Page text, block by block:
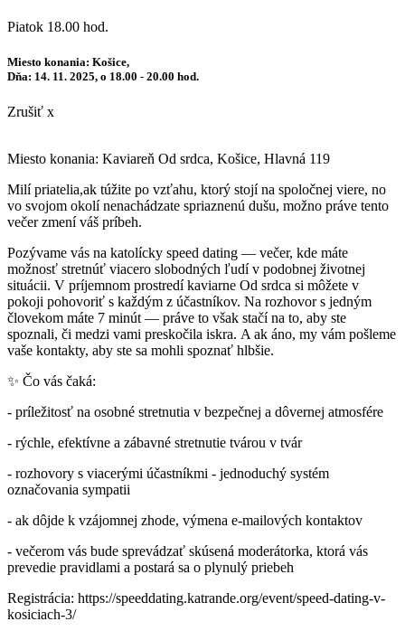
Piatok 18.00 hod.
Miesto konania: Košice,
Dňa: 14. 11. 2025, o 18.00 - 20.00 hod.
Zrušiť x
Miesto konania: Kaviareň Od srdca, Košice, Hlavná 119
Milí priatelia,ak túžite po vzťahu, ktorý stojí na spoločnej viere, no
vo svojom okolí nenachádzate spriaznenú dušu, možno práve tento
večer zmení váš príbeh.
Pozývame vás na katolícky speed dating — večer, kde máte
možnosť stretnúť viacero slobodných ľudí v podobnej životnej
situácii. V príjemnom prostredí kaviarne Od srdca si môžete v
pokoji pohovoriť s každým z účastníkov. Na rozhovor s jedným
človekom máte 7 minút — práve to však stačí na to, aby ste
spoznali, či medzi vami preskočila iskra. A ak áno, my vám pošleme
vaše kontakty, aby ste sa mohli spoznať hlbšie.
✨ Čo vás čaká:
- príležitosť na osobné stretnutia v bezpečnej a dôvernej atmosfére
- rýchle, efektívne a zábavné stretnutie tvárou v tvár
- rozhovory s viacerými účastníkmi - jednoduchý systém
označovania sympatii
- ak dôjde k vzájomnej zhode, výmena e-mailových kontaktov
- večerom vás bude sprevádzať skúsená moderátorka, ktorá vás
prevedie pravidlami a postará sa o plynulý priebeh
Registrácia: https://speeddating.katrande.org/event/speed-dating-v-
kosiciach-3/